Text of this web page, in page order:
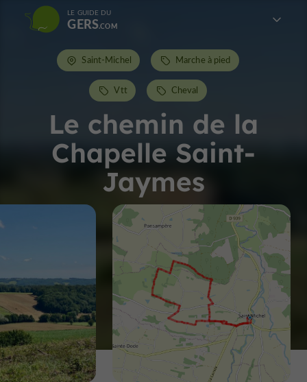
LE GUIDE DU
GERS
Le chemin de la
Chapelle Saint-
Jaymes
Saint-Michel Marche à pied
Vtt Cheval